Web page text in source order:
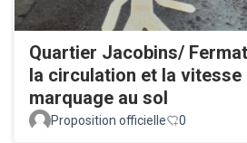
Quartier Jacobins/
la circulation et la vitesse
marquage au sol
Proposition officielle 0